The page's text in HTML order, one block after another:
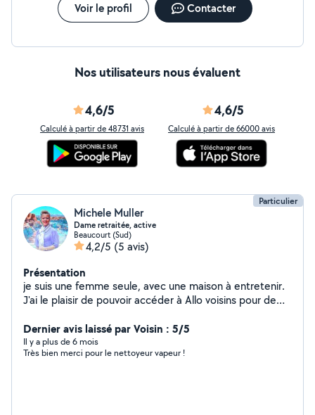
Voir le profil Contacter
Nos utilisateurs nous évaluent
4,6/5
Calculé à partir de 48731 avis
4,6/5
Calculé à partir de 66000 avis
Particulier
Michele Muller
Dame retraitée, active
Beaucourt (Sud)
4,2/5 (5 avis)
Présentation
je suis une femme seule, avec une maison à entretenir.
J'ai le plaisir de pouvoir accéder à Allo voisins pour de
demandes et proposent aussi mes services. j'aime
bricoler et jardiner.
Dernier avis laissé par Voisin : 5/5
Il y a plus de 6 mois
Très bien merci pour le nettoyeur vapeur !